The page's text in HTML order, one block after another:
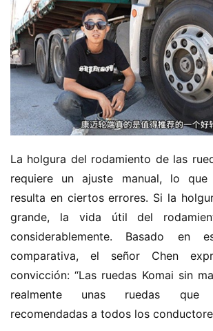
H
o
e
a
m
i
o
h
i
n
o
La holgura del rodamiento de las
requiere un ajuste manual, lo que
resulta en ciertos errores. Si la
grande, la vida útil del
considerablemente. Basado en
comparativa, el señor Chen
convicción: “Las ruedas Komai sin
realmente unas ruedas que
recomendadas a todos los